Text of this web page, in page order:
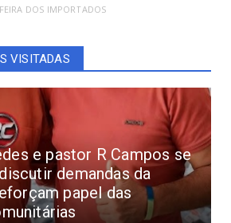
FEIRA DOS IMPORTADOS
VISITADAS
e pastor R Campos se
demandas da
papel das